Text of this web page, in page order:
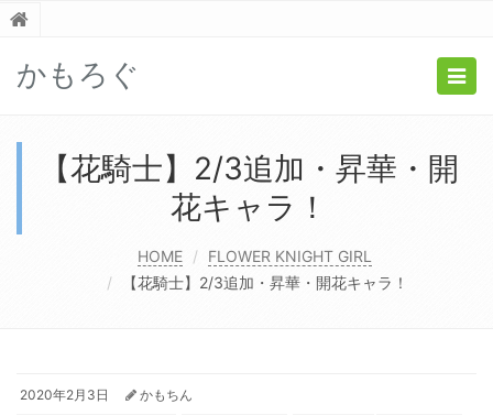
かもろぐ
【花騎士】2/3追加・昇華・開
花キャラ！
HOME
FLOWER KNIGHT GIRL
【花騎士】2/3追加・昇華・開花キャラ！
2020年2月3日 かもちん